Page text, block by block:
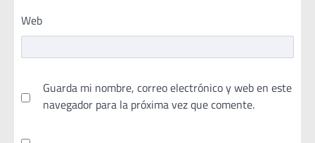
Web
Guarda mi nombre, correo electrónico y web en este
navegador para la próxima vez que comente.